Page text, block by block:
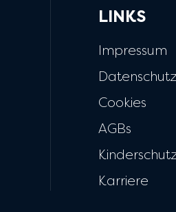
LINKS
Impressum
Cookies
AGBs
Karriere